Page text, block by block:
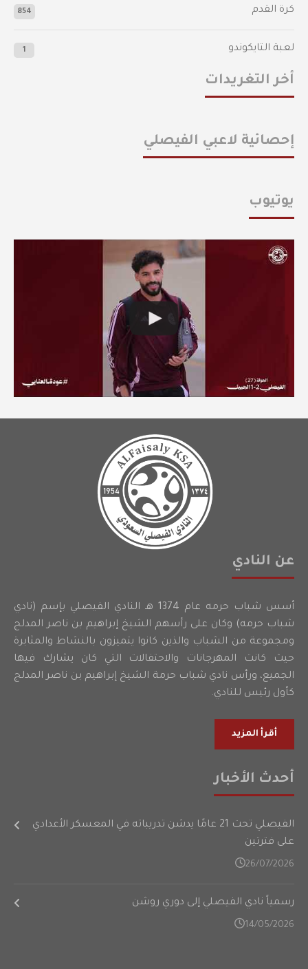
كرة القدم 854
لعبة التايكوندو 1
أخر التغريدات
إحصائية لاعبي الفيصلي
يوتيوب
عن النادي
أسس شباب حرمه عام 1374 هـ النادي الفيصلي بإسم (نادي
شباب حرمه) وكان على رأسهم الشيخ إبراهيم بن ناصر المدلج
ومجموعة من الشباب والذين كانوا يتميزون بالنشاط والمثابرة
حيث كانت المهرجانات والاحتفالات التي كان يشارك فيها
الجميع، ورأس نادي شباب حرمة الشيخ إبراهيم بن ناصر المدلج
كأول رئيس للنادي.
أقرأ المزيد
أحدث الأخبار
الفيصلي تحت 21 عامًا يدشن تدريباته في المعسكر الأعدادي
على فترتين
26/07/2026
رسمياً نادي الفيصلي إلى دوري روشن
14/05/2026